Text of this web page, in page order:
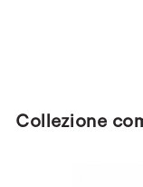
Collezione